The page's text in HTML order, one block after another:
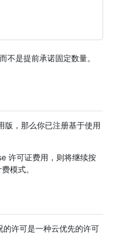
不是提前承诺固定数量。
，那么你已注册基于使用
许可证费用，则将继续按
模式。
许可是一种云优先的许可